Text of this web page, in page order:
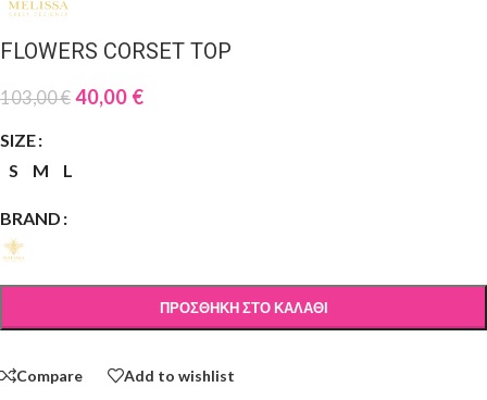
FLOWERS CORSET TOP
103,00€ 40,00 €
SIZE
S
M L
BRAND
ΠΡΟΣΘΉΚΗ ΣΤΟ ΚΑΛΆΘΙ
Compare Add to wishlist